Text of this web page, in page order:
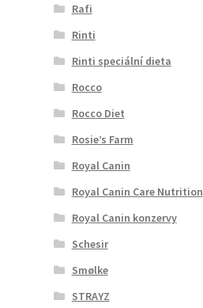
Rafi
Rinti
Rinti speciální dieta
Rocco
Rocco Diet
Rosie’s Farm
Royal Canin
Royal Canin Care Nutrition
Royal Canin konzervy
Schesir
Smølke
STRAYZ